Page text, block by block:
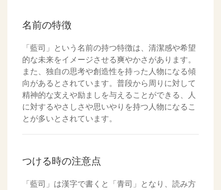
名前の特徴
「藍司」という名前の持つ特徴は、清潔感や希望
的な未来をイメージさせる爽やかさがあります。
また、独自の思考や創造性を持った人物になる傾
向があるとされています。普段から周りに対して
精神的な支えや励ましを与えることができる、人
に対するやさしさや思いやりを持つ人物になるこ
とが多いとされています。
つける時の注意点
「藍司」は漢字で書くと「青司」となり、読み方